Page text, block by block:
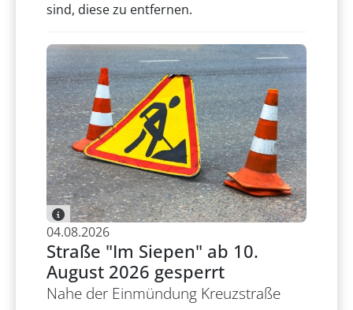
sind, diese zu entfernen.
04.08.2026
Straße "Im Siepen" ab 10.
August 2026 gesperrt
Nahe der Einmündung Kreuzstraße